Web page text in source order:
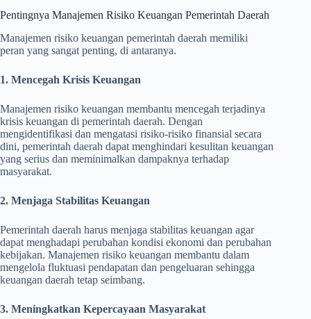
Pentingnya Manajemen Risiko Keuangan Pemerintah Daerah
Manajemen risiko keuangan pemerintah daerah memiliki
peran yang sangat penting, di antaranya.
1. Mencegah Krisis Keuangan
Manajemen risiko keuangan membantu mencegah terjadinya
krisis keuangan di pemerintah daerah. Dengan
mengidentifikasi dan mengatasi risiko-risiko finansial secara
dini, pemerintah daerah dapat menghindari kesulitan keuangan
yang serius dan meminimalkan dampaknya terhadap
masyarakat.
2. Menjaga Stabilitas Keuangan
Pemerintah daerah harus menjaga stabilitas keuangan agar
dapat menghadapi perubahan kondisi ekonomi dan perubahan
kebijakan. Manajemen risiko keuangan membantu dalam
mengelola fluktuasi pendapatan dan pengeluaran sehingga
keuangan daerah tetap seimbang.
3. Meningkatkan Kepercayaan Masyarakat